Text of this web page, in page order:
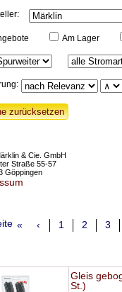
Am Lager
& Cie. GmbH
Straße 55-57
Göppingen
« ‹ 1 2 3
Gleis
St.)